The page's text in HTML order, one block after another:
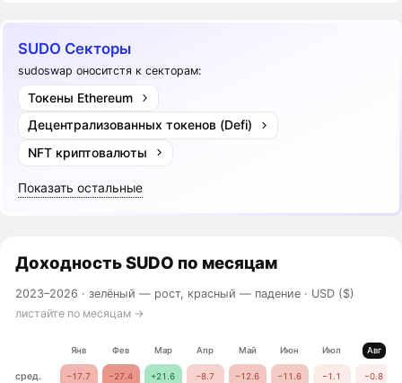
SUDO Секторы
sudoswap оноситстя к секторам:
Токены Ethereum
Децентрализованных токенов (Defi)
NFT криптовалюты
Показать остальные
ДоходностьSUDO по месяцам
2023–2026 ·зелёный — рост, красный — падение · USD ($)
листайте по месяцам →
Янв Фев Мар Апр Май Июн Июл Авг
сред. −17.7 −27.4 +21.6 −8.7 −12.6 −11.6 −1.1 −0.8